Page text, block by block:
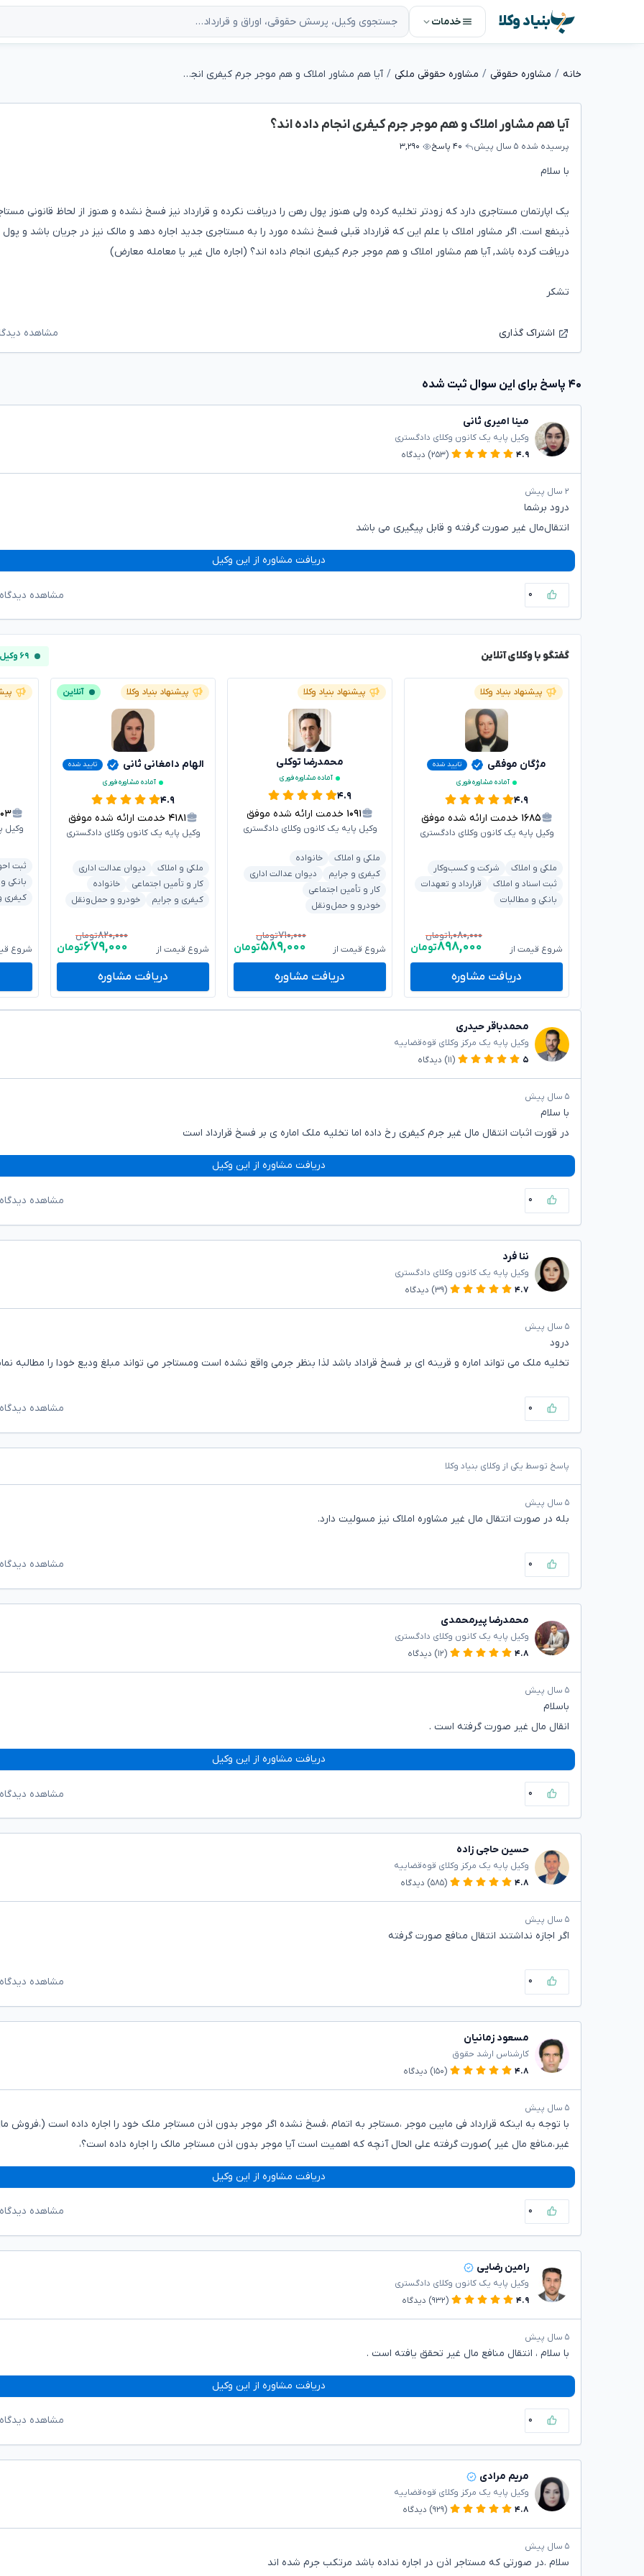
بنیاد وکلا خدمات
خانه مشاوره حقوقی مشاوره حقوقی ملکی آیا هم مشاور املاک و هم موجر جرم کیفری انجام داده اند؟
آیا هم مشاور املاک و هم موجر جرم کیفری انجام داده اند؟
پرسیده شده ۵ سال پیش ۴۰ پاسخ ۳,۲۹۰
با سلام
یک اپارتمان مستاجری دارد که زودتر تخلیه کرده ولی هنوز پول رهن را دریافت نکرده و قرارداد نیز فسخ نشده و هنوز از لحاظ قانونی
ذینفع است. اگر مشاور املاک با علم این که قرارداد قبلی فسخ نشده مورد را به مستاجری جدید اجاره دهد و مالک نیز در جریان باشد و
دریافت کرده باشد, آیا هم مشاور املاک و هم موجر جرم کیفری انجام داده اند؟ (اجاره مال غیر یا معامله معارض)
تشکر
اشتراک گذاری مشاهده
۴۰ پاسخ برای این سوال ثبت شده
مینا امیری ثانی
وکیل پایه یک کانون وکلای دادگستری
۴.۹
(۲۵۳) دیدگاه
۲ سال پیش
درود بر‌شما
انتقال‌مال غیر صورت گرفته و قابل پیگیری می باشد
دریافت مشاوره از این وکیل
۰ مشاهده
گفتگو با وکلای آنلاین ۶۹ وکیل آنلاین
پیشنهاد بنیاد وکلا
مژگان موفقی
تایید شده
آماده مشاوره فوری
۴.۹
۱۶۸۵ خدمت ارائه شده موفق
وکیل پایه یک کانون وکلای دادگستری
ملکی و املاک
شرکت و کسب‌وکار
ثبت اسناد و املاک
قرارداد و تعهدات
بانکی و مطالبات
شروع قیمت از
۱,۰۸۰,۰۰۰تومان
۸۹۸,۰۰۰تومان
دریافت مشاوره
پیشنهاد بنیاد وکلا
محمدرضا توکلی
آماده مشاوره فوری
۴.۹
۱۰۹۱ خدمت ارائه شده موفق
وکیل پایه یک کانون وکلای دادگستری
ملکی و املاک
خانواده
کیفری و جرایم
دیوان عدالت اداری
کار و تأمین اجتماعی
خودرو و حمل‌ونقل
شروع قیمت از
۷۱۰,۰۰۰تومان
۵۸۹,۰۰۰تومان
دریافت مشاوره
پیشنهاد بنیاد وکلا آنلاین
الهام دامغانی ثانی
تایید شده
آماده مشاوره فوری
۴.۹
۴۱۸۱ خدمت ارائه شده موفق
وکیل پایه یک کانون وکلای دادگستری
ملکی و املاک
دیوان عدالت اداری
کار و تأمین اجتماعی
خانواده
کیفری و جرایم
خودرو و حمل‌ونقل
شروع قیمت از
۸۲۰,۰۰۰تومان
۶۷۹,۰۰۰تومان
دریافت مشاوره
وکیل
ثبت
بانکی
کیفری
شروع
محمدباقر حیدری
وکیل پایه یک مرکز وکلای قوه‌قضاییه
۵
(۱۱) دیدگاه
۵ سال پیش
با سلام
در قورت اثبات انتقال مال غیر جرم کیفری رخ داده اما تخلیه ملک اماره ی بر فسخ قرارداد است
دریافت مشاوره از این وکیل
۰ مشاهده
ننا فرد
وکیل پایه یک کانون وکلای دادگستری
۴.۷
(۳۹) دیدگاه
۵ سال پیش
درود
تخلیه ملک می تواند اماره و قرینه ای بر فسخ قراداد باشد لذا بنظر جرمی واقع نشده است ومستاجر می تواند مبلغ ودیع خودا را مطالبه
۰ مشاهده
پاسخ توسط یکی از وکلای بنیاد وکلا
۵ سال پیش
بله در صورت انتقال مال غیر مشاوره املاک نیز مسولیت دارد.
۰ مشاهده
محمدرضا پیرمحمدی
وکیل پایه یک کانون وکلای دادگستری
۴.۸
(۱۲) دیدگاه
۵ سال پیش
باسلام
انقال مال غیر صورت گرفته است .
دریافت مشاوره از این وکیل
۰ مشاهده
حسین حاجی زاده
وکیل پایه یک مرکز وکلای قوه‌قضاییه
۴.۸
(۵۸۵) دیدگاه
۵ سال پیش
اگر اجازه نداشتند انتقال منافع صورت گرفته
۰ مشاهده
مسعود زمانیان
کارشناس ارشد حقوق
۴.۸
(۱۵۰) دیدگاه
۵ سال پیش
با توجه به اینکه قرارداد فی مابین موجر ،مستاجر به اتمام ،فسخ نشده اگر موجر بدون اذن مستاجر ملک خود را اجاره داده است (،فروش
غیر،منافع مال غیر )صورت گرفته علی الحال آنچه که اهمیت است آیا موجر بدون اذن مستاجر مالک را اجاره داده است؟،
دریافت مشاوره از این وکیل
۰ مشاهده
رامین رضایی
وکیل پایه یک کانون وکلای دادگستری
۴.۹
(۹۳۲) دیدگاه
۵ سال پیش
با سلام ، انتقال منافع مال غیر تحقق یافته است .
دریافت مشاوره از این وکیل
۰ مشاهده
مریم مرادی
وکیل پایه یک مرکز وکلای قوه‌قضاییه
۴.۸
(۹۲۹) دیدگاه
۵ سال پیش
سلام .در صورتی که مستاجر اذن در اجاره نداده باشد مرتکب جرم شده اند